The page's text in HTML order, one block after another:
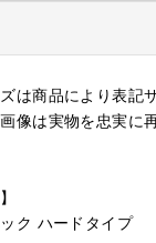
は商品により表記
像は実物を忠実に
ク ハードタイプ